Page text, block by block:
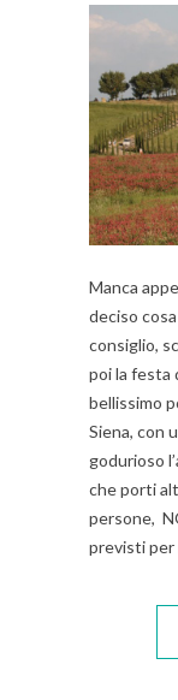
Manca
deciso
consiglio,
poi la festa
bellissimo
Siena, con
godurioso
che porti
persone,
previsti per